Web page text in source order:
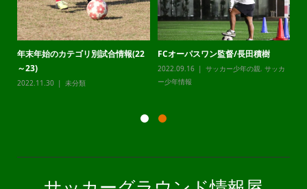
年末年始のカテゴリ別試合情報(22
～23)
2022.11.30 未分類
FCオーパスワン監督/長田積樹
2022.09.16 サッカー少年の親, サッカ
ー少年情報